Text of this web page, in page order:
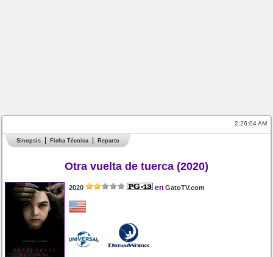
2:26:04 AM
Sinopsis Ficha Técnica Reparto
Otra vuelta de tuerca (2020)
2020 en GatoTV.com